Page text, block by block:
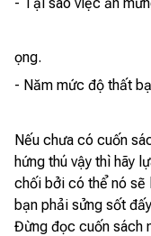
ọng.
- Năm mức độ thất
Nếu chưa có cuốn
hứng thú vậy thì hãy
chối bởi có thể nó sẽ
bạn phải sửng sốt
Đừng đọc cuốn sách